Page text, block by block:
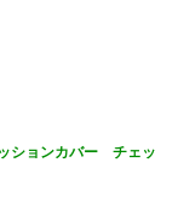
ションカバー チェッ